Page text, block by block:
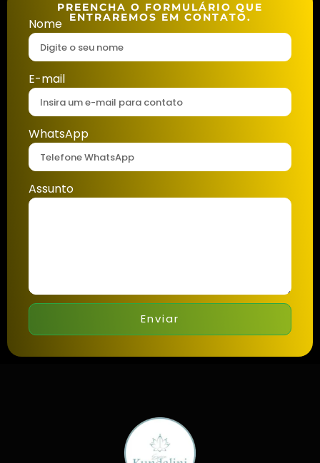
PREENCHA O FORMULÁRIO QUE
ENTRAREMOS EM CONTATO.
Nome
E-mail
WhatsApp
Assunto
Enviar